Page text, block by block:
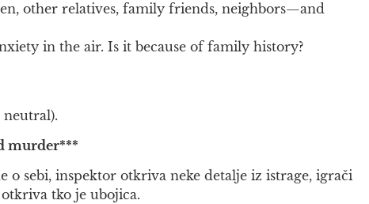
other relatives, family friends, neighbors—and
in the air. Is it because of family history?
neutral).
murder***
sebi, inspektor otkriva neke detalje iz istrage, igrači
tko je ubojica.